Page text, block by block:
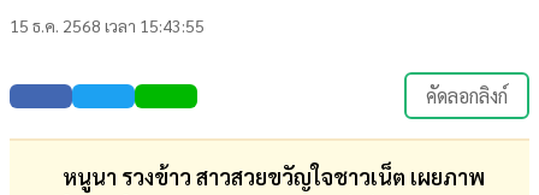
15 ธ.ค. 2568 เวลา 15:43:55
คัดลอกลิงก์
หนูนา รวงข้าว สาวสวยขวัญใจชาวเน็ต เผยภาพ
บันเทิง
ตรวจ
หวย